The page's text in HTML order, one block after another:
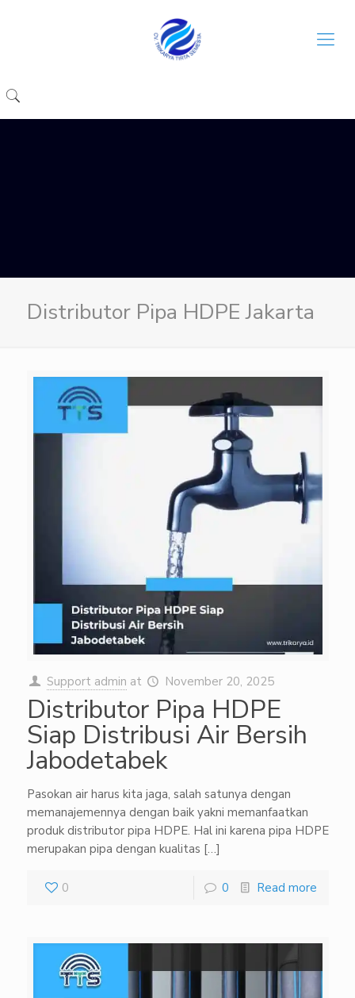
Distributor Pipa HDPE Jakarta
Support admin at November 20, 2025
Distributor Pipa HDPE
Siap Distribusi Air Bersih
Jabodetabek
Pasokan air harus kita jaga, salah satunya dengan
memanajemennya dengan baik yakni memanfaatkan
produk distributor pipa HDPE. Hal ini karena pipa HDPE
merupakan pipa dengan kualitas […]
0 0 Read more